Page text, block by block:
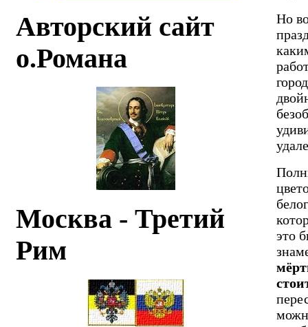
Авторский сайт
о.Романа
Москва - Третий
Рим
Но
это